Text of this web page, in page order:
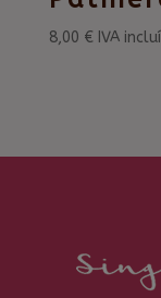
8,00 € IVA